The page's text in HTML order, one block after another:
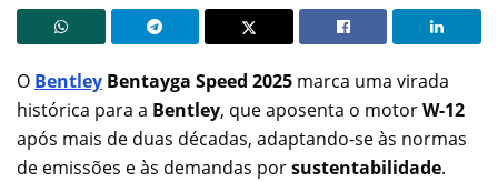
O Bentley Bentayga Speed 2025 marca uma virada
histórica para a Bentley, que aposenta o motorW-12
após mais de duas décadas, adaptando-se às normas
de emissões e às demandas porsustentabilidade.